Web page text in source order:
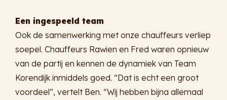
Een ingespeeld team
Ook de samenwerking met onze chauffeurs verliep
soepel. Chauffeurs Rawien en Fred waren opnieuw
van de partij en kennen de dynamiek van Team
Korendijk inmiddels goed. “Dat is echt een groot
voordeel”, vertelt Ben. “Wij hebben bijna allemaal